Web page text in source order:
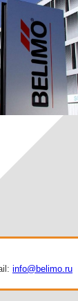
info@belimo.ru